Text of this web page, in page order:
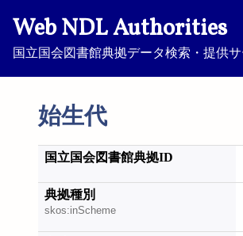
Web NDL Authorities
国立国会図書館典拠データ検索・提供
始生代
国立国会図書館典拠ID
典拠種別
skos:inScheme